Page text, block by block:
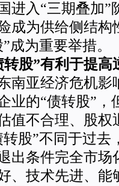
进入“三期叠加
成为供给侧结构
成为重要举措。
转股”有利于提高
南亚经济危机
业的“债转股”，
值不合理、股权
转股”不同于过
出条件完全市场
、技术先进、能